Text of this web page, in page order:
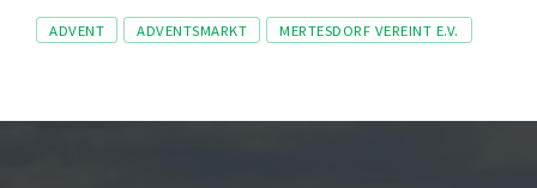
Tags
ADVENT ADVENTSMARKT MERTESDORF VEREINT E.V.